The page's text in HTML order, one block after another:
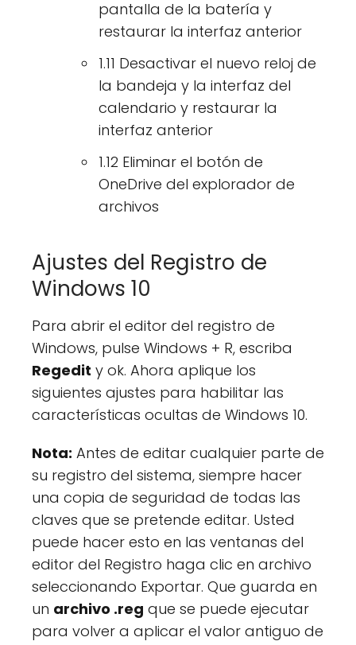
pantalla de la batería y
restaurar la interfaz anterior
1.11 Desactivar el nuevo reloj de
la bandeja y la interfaz del
calendario y restaurar la
interfaz anterior
1.12 Eliminar el botón de
OneDrive del explorador de
archivos
Ajustes del Registro de
Windows 10
Para abrir el editor del registro de
Windows, pulse Windows + R, escriba
Regedit y ok. Ahora aplique los
siguientes ajustes para habilitar las
características ocultas de Windows 10.
Nota: Antes de editar cualquier parte de
su registro del sistema, siempre hacer
una copia de seguridad de todas las
claves que se pretende editar. Usted
puede hacer esto en las ventanas del
editor del Registro haga clic en archivo
seleccionando Exportar. Que guarda en
un archivo .reg que se puede ejecutar
para volver a aplicar el valor antiguo de